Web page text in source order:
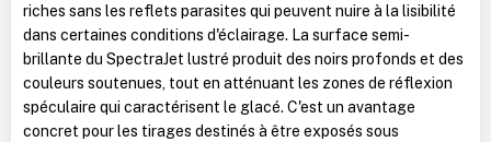
riches sans les reflets parasites qui peuvent nuire à la lisibilité
dans certaines conditions d'éclairage. La surface semi-
brillante du SpectraJet lustré produit des noirs profonds et des
couleurs soutenues, tout en atténuant les zones de réflexion
spéculaire qui caractérisent le glacé. C'est un avantage
concret pour les tirages destinés à être exposés sous